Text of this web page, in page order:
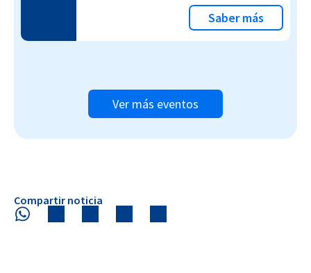
Saber más
Ver más eventos
Compartir noticia